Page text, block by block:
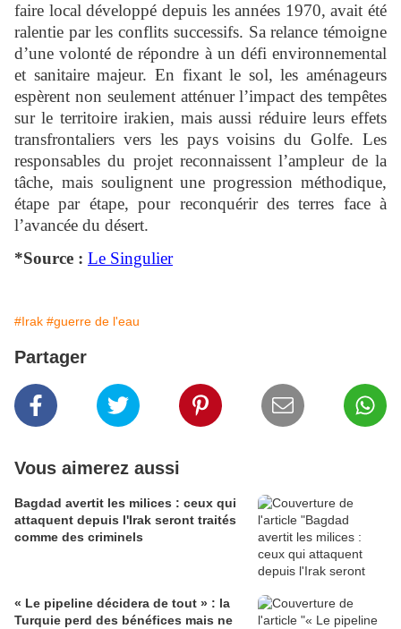
faire local développé depuis les années 1970, avait été
ralentie par les conflits successifs. Sa relance témoigne
d’une volonté de répondre à un défi environnemental
et sanitaire majeur. En fixant le sol, les aménageurs
espèrent non seulement atténuer l’impact des tempêtes
sur le territoire irakien, mais aussi réduire leurs effets
transfrontaliers vers les pays voisins du Golfe. Les
responsables du projet reconnaissent l’ampleur de la
tâche, mais soulignent une progression méthodique,
étape par étape, pour reconquérir des terres face à
l’avancée du désert.
*Source : Le Singulier
#Irak #guerre de l'eau
Partager
Vous aimerez aussi
Bagdad avertit les milices : ceux qui
attaquent depuis l'Irak seront traités
comme des criminels
« Le pipeline décidera de tout » : la
Turquie perd des bénéfices mais ne